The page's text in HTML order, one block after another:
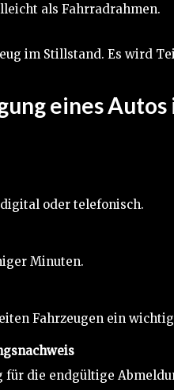
als Fahrradrahmen.
im Stillstand. Es wird
eines
oder telefonisch.
Minuten.
Fahrzeugen ein
für die endgültige